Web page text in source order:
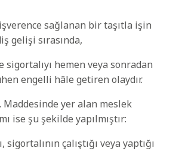
sağlanan bir taşıtla işin
gelişi sırasında,
sigortalıyı hemen veya sonradan
engelli hâle getiren olaydır.
Maddesinde yer alan meslek
ise şu şekilde yapılmıştır:
sigortalının çalıştığı veya yaptığı